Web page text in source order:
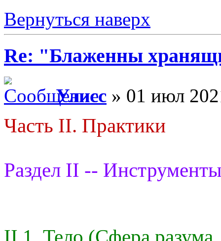
Вернуться наверх
Re: "Блаженны
Улисс » 01 июл
Часть II. Практики
Раздел II --